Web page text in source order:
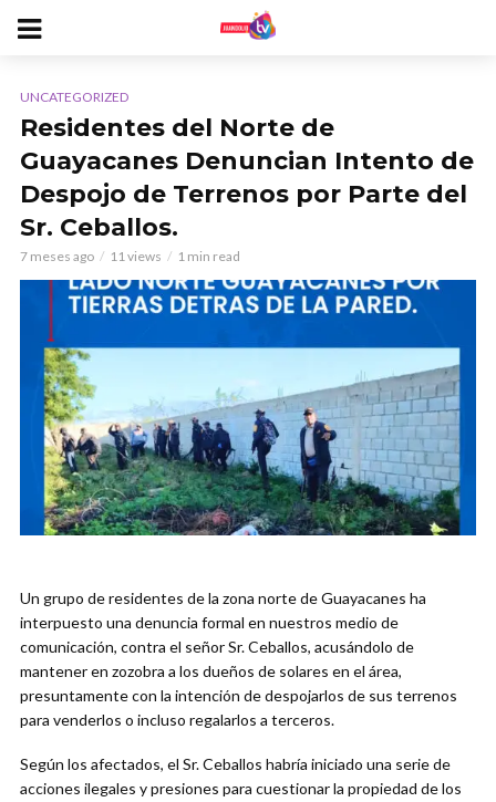
UNCATEGORIZED
Residentes del Norte de
Guayacanes Denuncian Intento de
Despojo de Terrenos por Parte del
Sr. Ceballos.
7 meses ago 11 views 1 min read
Un grupo de residentes de la zona norte de Guayacanes ha
interpuesto una denuncia formal en nuestros medio de
comunicación, contra el señor Sr. Ceballos, acusándolo de
mantener en zozobra a los dueños de solares en el área,
presuntamente con la intención de despojarlos de sus terrenos
para venderlos o incluso regalarlos a terceros.
Según los afectados, el Sr. Ceballos habría iniciado una serie de
acciones ilegales y presiones para cuestionar la propiedad de los